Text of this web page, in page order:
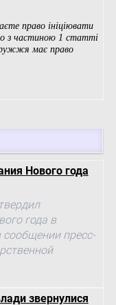
Нового года
года в
сообщении пресс-
звернулися